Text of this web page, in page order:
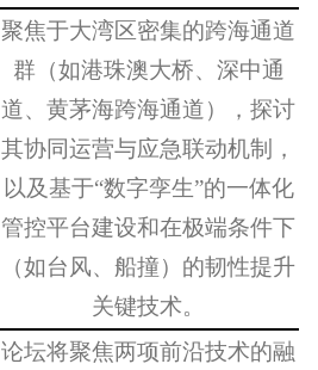
聚焦于大湾区密集的跨海通道
群（如港珠澳大桥、深中通
道、黄茅海跨海通道），探讨
其协同运营与应急联动机制，
以及基于“数字孪生”的一体化
管控平台建设和在极端条件下
（如台风、船撞）的韧性提升
关键技术。
论坛将聚焦两项前沿技术的融